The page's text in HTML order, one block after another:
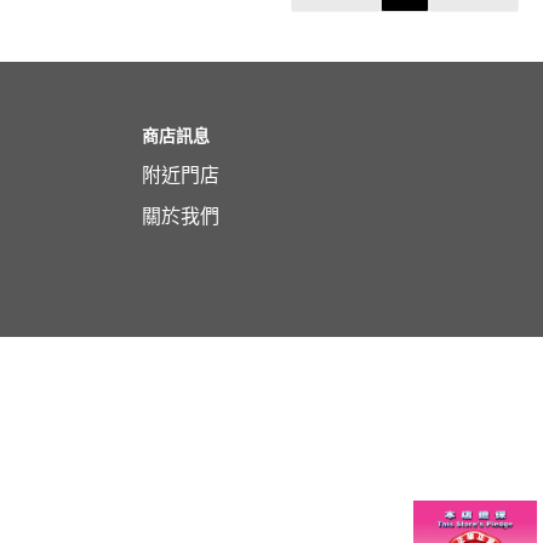
商店訊息
附近門店
關於我們